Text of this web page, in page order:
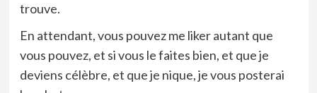
trouve.
En attendant, vous pouvez me liker autant que
vous pouvez, et si vous le faites bien, et que je
deviens célèbre, et que je nique, je vous posterai